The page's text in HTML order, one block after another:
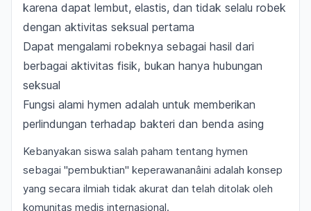
karena dapat lembut, elastis, dan tidak selalu robek
dengan aktivitas seksual pertama
Dapat mengalami robeknya sebagai hasil dari
berbagai aktivitas fisik, bukan hanya hubungan
seksual
Fungsi alami hymen adalah untuk memberikan
perlindungan terhadap bakteri dan benda asing
Kebanyakan siswa salah paham tentang hymen
sebagai "pembuktian" keperawananâini adalah konsep
yang secara ilmiah tidak akurat dan telah ditolak oleh
komunitas medis internasional.